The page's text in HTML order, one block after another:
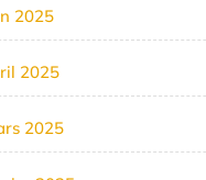
2025
2025
2025